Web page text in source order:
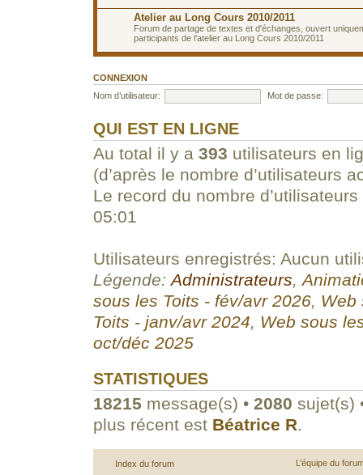
Atelier au Long Cours 2010/2011
Forum de partage de textes et d'échanges, ouvert
participants de l'atelier au Long Cours 2010/2011
CONNEXION
Nom d’utilisateur:
Mot de passe:
QUI EST EN LIGNE
Au total il y a 393 utilisateurs en
(d’après le nombre d’utilisateurs
Le record du nombre
05:01
Utilisateurs enregistrés: Aucun
Légende:Administrateurs,
sous les Toits - fév/avr 2026, Web
Toits - janv/avr 2024, Web sous
oct/déc 2025
STATISTIQUES
18215 message(s) • 2080 sujet(s)
plus récent est Béatrice R.
Index du forum L’équipe du